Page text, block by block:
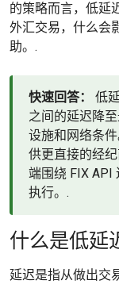
的策略而言，低延
外汇交易，什么会
助。.
快速回答：
低
之间的延迟降
设施和网络条
供更直接的经
端围绕 FIX API
执行。.
什么是低延
延迟是指从做出交